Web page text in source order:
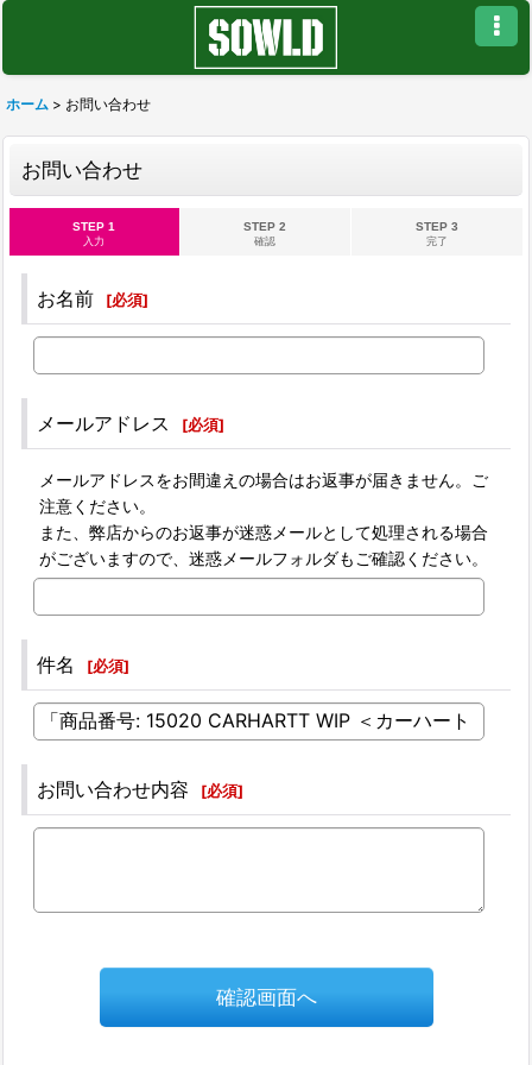
ホーム > お問い合わせ
お問い合わせ
STEP 1
入力
STEP 2
確認
STEP 3
完了
お名前 [必須]
メールアドレス [必須]
メールアドレスをお間違えの場合はお返事が届きません。ご
注意ください。
また、弊店からのお返事が迷惑メールとして処理される場合
がございますので、迷惑メールフォルダもご確認ください。
件名 [必須]
お問い合わせ内容 [必須]
確認画面へ